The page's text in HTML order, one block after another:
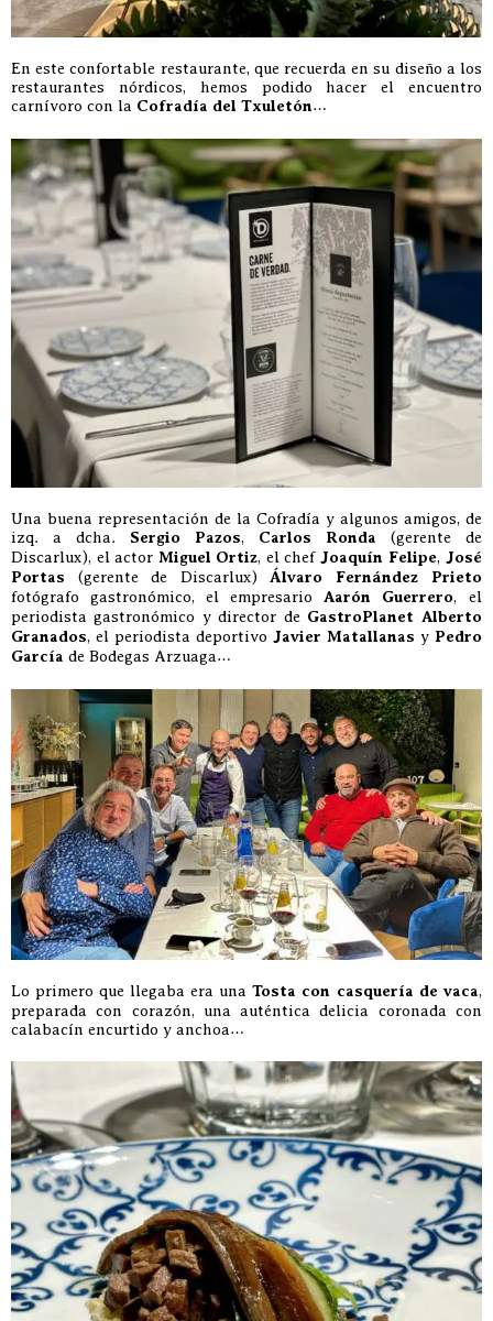
En este confortable restaurante, que recuerda en su diseño a los
restaurantes nórdicos, hemos podido hacer el encuentro
carnívoro con la Cofradía del Txuletón…
Una buena representación de la Cofradía y algunos amigos, de
izq. a dcha. Sergio Pazos, Carlos Ronda (gerente de
Discarlux), el actor Miguel Ortiz, el chef Joaquín Felipe, José
Portas (gerente de Discarlux) Álvaro Fernández Prieto
fotógrafo gastronómico, el empresario Aarón Guerrero, el
periodista gastronómico y director de GastroPlanet Alberto
Granados, el periodista deportivo Javier Matallanas y Pedro
García de Bodegas Arzuaga…
Lo primero que llegaba era una Tosta con casquería de vaca,
preparada con corazón, una auténtica delicia coronada con
calabacín encurtido y anchoa…